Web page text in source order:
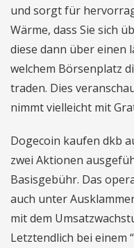
und sorgt für
Wärme, dass Sie sich
diese dann über einen
welchem Börsenplatz
traden. Dies
nimmt vielleicht mit
Dogecoin kaufen dkb
zwei Aktionen
Basisgebühr. Das
auch unter
mit dem
Letztendlich bei einem